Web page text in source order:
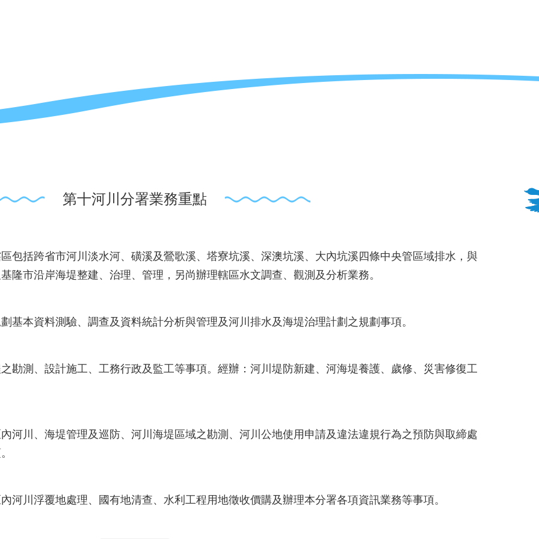
第十河川分署業務重點
包括跨省市河川淡水河、磺溪及鶯歌溪、塔寮坑溪、深澳坑溪、大內坑溪四條中央管區域排水，與
隆市沿岸海堤整建、治理、管理，另尚辦理轄區水文調查、觀測及分析業務。
基本資料測驗、調查及資料統計分析與管理及河川排水及海堤治理計劃之規劃事項。
勘測、設計施工、工務行政及監工等事項。經辦：河川堤防新建、河海堤養護、歲修、災害修復工
河川、海堤管理及巡防、河川海堤區域之勘測、河川公地使用申請及違法違規行為之預防與取締處
河川浮覆地處理、國有地清查、水利工程用地徵收價購及辦理本分署各項資訊業務等事項。